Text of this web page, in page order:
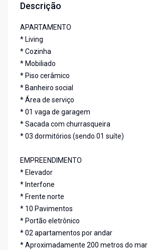
Descrição
APARTAMENTO
* Living
* Cozinha
* Mobiliado
* Piso cerâmico
* Banheiro social
* Área de serviço
* 01 vaga de garagem
* Sacada com churrasqueira
* 03 dormitórios (sendo 01 suíte)
EMPREENDIMENTO
* Elevador
* Interfone
* Frente norte
* 10 Pavimentos
* Portão eletrônico
* 02 apartamentos por andar
* Aproximadamente 200 metros do mar